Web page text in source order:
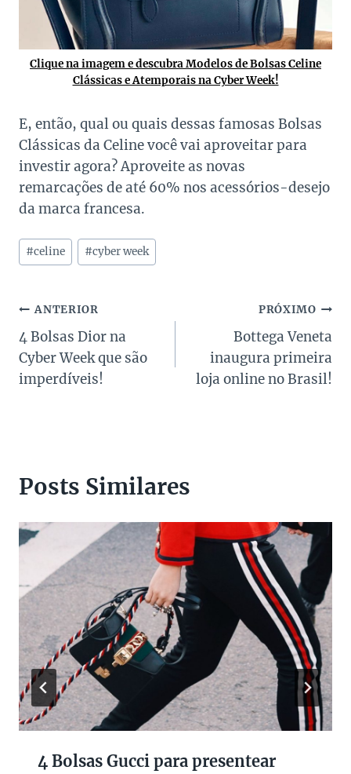
Clique na imagem e descubra Modelos de Bolsas Celine
Clássicas e Atemporais na Cyber Week!
E, então, qual ou quais dessas famosas Bolsas
Clássicas da Celine você vai aproveitar para
investir agora? Aproveite as novas
remarcações de até 60% nos acessórios-desejo
da marca francesa.
Tags
do
#celine #cyber week
Navegação
de
Post
ANTERIOR
4 Bolsas Dior na
Cyber Week que são
imperdíveis!
PRÓXIMO
Bottega Veneta
inaugura primeira
loja online no Brasil!
Posts Similares
4 Bolsas Gucci para presentear